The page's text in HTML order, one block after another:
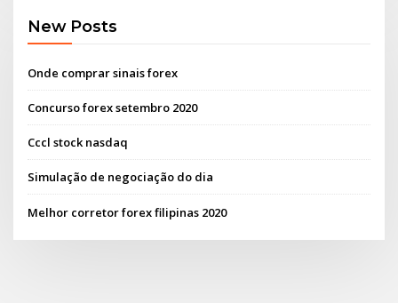
New Posts
Onde comprar sinais forex
Concurso forex setembro 2020
Cccl stock nasdaq
Simulação de negociação do dia
Melhor corretor forex filipinas 2020